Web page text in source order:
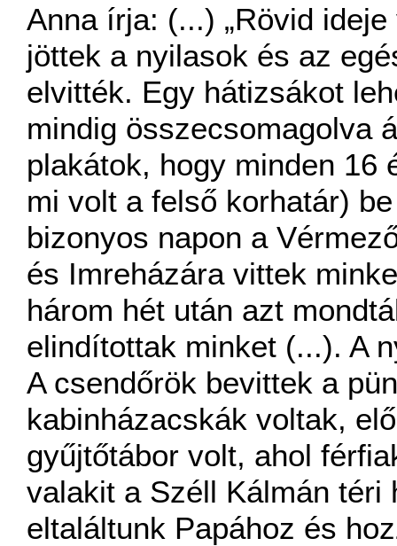
Anna írja: (...) „Rövid
jöttek a nyilasok és az
elvitték. Egy hátizsákot
mindig összecsomagolva
plakátok, hogy minden 16
mi volt a felső korhatár)
bizonyos napon a
és Imreházára vittek
három hét után azt
elindítottak minket (...). A
A csendőrök bevittek a
kabinházacskák voltak,
gyűjtőtábor volt, ahol
valakit a Széll Kálmán
eltaláltunk Papához és